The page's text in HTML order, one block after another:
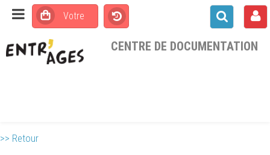
CENTRE DE DOCUMENTATION
>> Retour